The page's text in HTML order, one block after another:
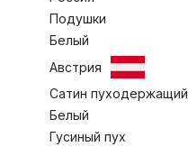
Подушки
Белый
Австрия
Сатин пуходержащий
Белый
Гусиный пух